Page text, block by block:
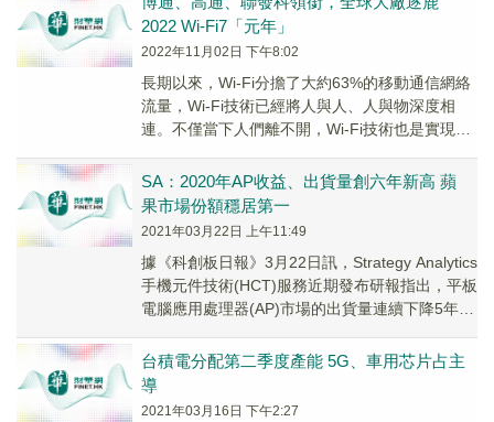
2022 Wi-Fi7「元年」
2022年11月02日 下午8:02
長期以來，Wi-Fi分擔了大約63%的移動通信網絡
流量，Wi-Fi技術已經將人與人、人與物深度相
連。不僅當下人們離不開，Wi-Fi技術也是實現數
SA：2020年AP收益、出貨量創六年新高 蘋
果市場份額穩居第一
2021年03月22日 上午11:49
據《科創板日報》3月22日訊，Strategy Analytics
手機元件技術(HCT)服務近期發布研報指出，平板
電腦應用處理器(AP)市場的出貨量連續下降5年
台積電分配第二季度產能 5G、車用芯片占主
導
2021年03月16日 下午2:27